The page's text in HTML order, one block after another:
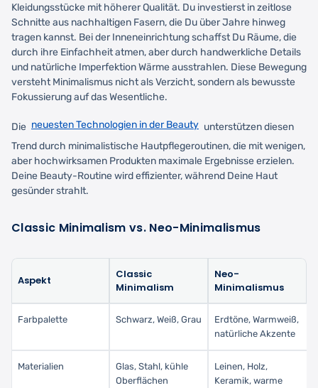
Kleidungsstücke mit höherer Qualität. Du investierst in zeitlose
Schnitte aus nachhaltigen Fasern, die Du über Jahre hinweg
tragen kannst. Bei der Inneneinrichtung schaffst Du Räume, die
durch ihre Einfachheit atmen, aber durch handwerkliche Details
und natürliche Imperfektion Wärme ausstrahlen. Diese Bewegung
versteht Minimalismus nicht als Verzicht, sondern als bewusste
Fokussierung auf das Wesentliche.
Die neuesten Technologien in der Beauty unterstützen diesen
Trend durch minimalistische Hautpflegeroutinen, die mit wenigen,
aber hochwirksamen Produkten maximale Ergebnisse erzielen.
Deine Beauty-Routine wird effizienter, während Deine Haut
gesünder strahlt.
Classic Minimalism vs. Neo-Minimalismus
Aspekt
Classic
Minimalism
Neo-
Minimalismus
Farbpalette Schwarz, Weiß, Grau
Erdtöne, Warmweiß,
natürliche Akzente
Materialien
Glas, Stahl, kühle
Oberflächen
Leinen, Holz,
Keramik, warme